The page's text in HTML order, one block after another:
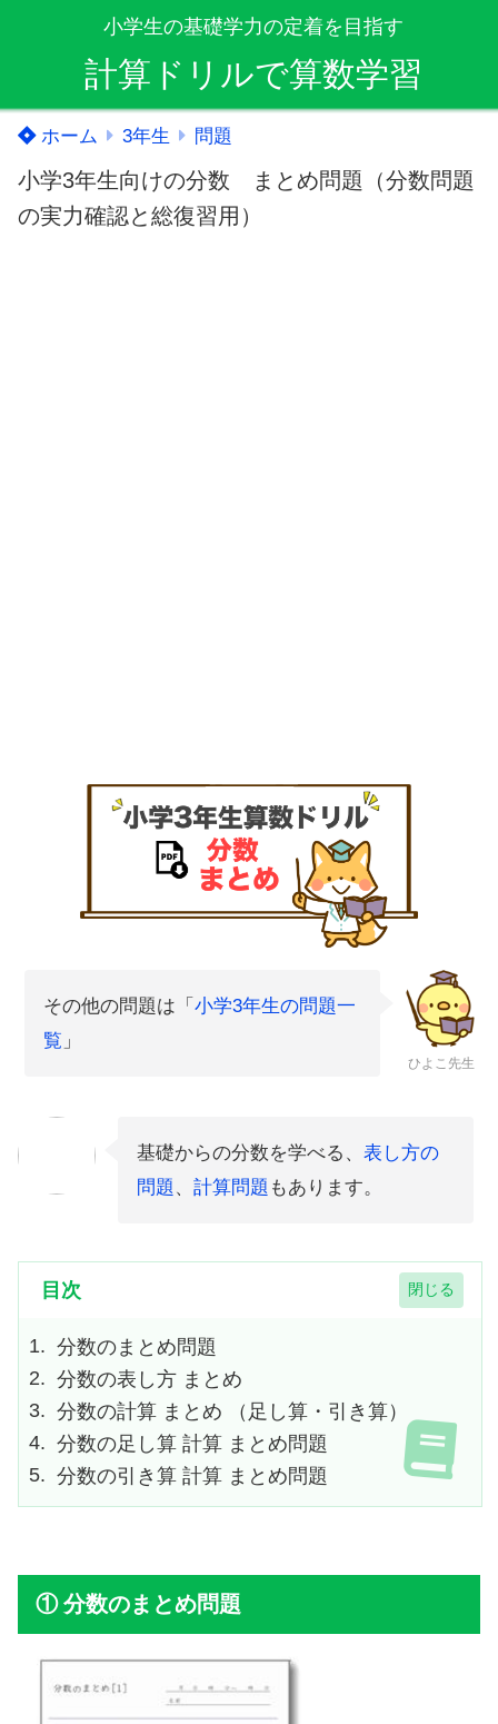
小学生の基礎学力の定着を目指す
計算ドリルで算数学習
ホーム 3年生 問題
小学3年生向けの分数 まとめ問題（分数問題
の実力確認と総復習用）
その他の問題は「 小学3年生の問題一
覧 」
ひよこ先生
基礎からの分数を学べる、 表し方の
問題 、 計算問題 もあります。
目次
分数のまとめ問題
分数の表し方 まとめ
分数の計算 まとめ （足し算・引き算）
分数の足し算 計算 まとめ問題
分数の引き算 計算 まとめ問題
分数のまとめ問題